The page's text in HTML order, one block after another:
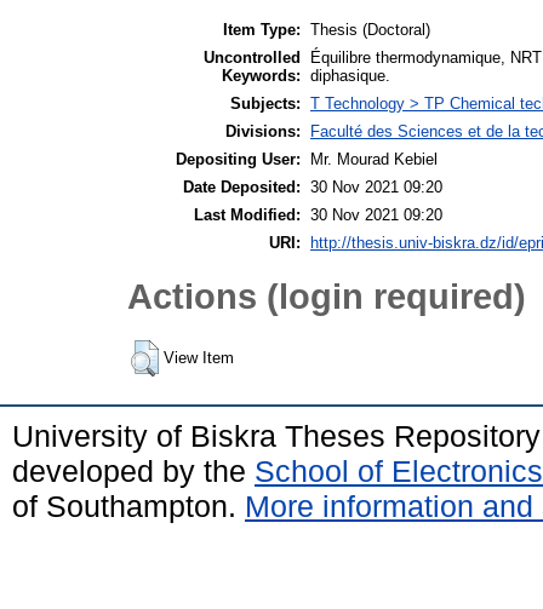
Item Type: Thesis (Doctoral)
Uncontrolled
Keywords:
Équilibre thermodynamique,
diphasique.
Subjects: T Technology > TP Chemical
Divisions:
Faculté des Sciences et de la
Depositing User:
Mr. Mourad Kebiel
Date Deposited: 30 Nov 2021 09:20
Last Modified: 30 Nov 2021 09:20
URI:
http://thesis.univ-biskra.dz/id/
Actions (login required)
View Item
University of Biskra Theses
developed by the School of
of Southampton. More information